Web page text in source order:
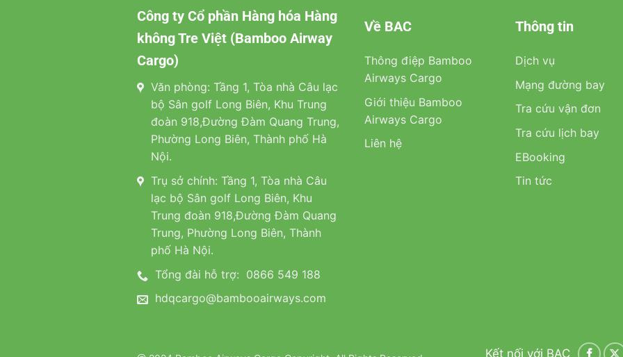
Công ty Cổ phần Hàng hóa Hàng
không Tre Việt (Bamboo Airway
Cargo)
Văn phòng: Tầng 1, Tòa nhà Câu lạc
bộ Sân golf Long Biên, Khu Trung
đoàn 918,Đường Đàm Quang Trung,
Phường Long Biên, Thành phố Hà
Nội.
Trụ sở chính: Tầng 1, Tòa nhà Câu
lạc bộ Sân golf Long Biên, Khu
Trung đoàn 918,Đường Đàm Quang
Trung, Phường Long Biên, Thành
phố Hà Nội.
Tổng đài hỗ trợ: 0866 549 188
hdqcargo@bambooairways.com
Về BAC
Thông điệp Bamboo
Airways Cargo
Giới thiệu Bamboo
Airways Cargo
Liên hệ
Thông tin
Dịch vụ
Mạng đường bay
Tra cứu vận đơn
Tra cứu lịch bay
EBooking
Tin tức
Kết nối với BAC